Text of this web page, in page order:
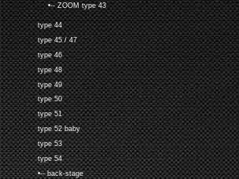
•-- ZOOM type 43
type 44
type 45 / 47
type 46
type 48
type 49
type 50
type 51
type 52 baby
type 53
type 54
•-- back-stage